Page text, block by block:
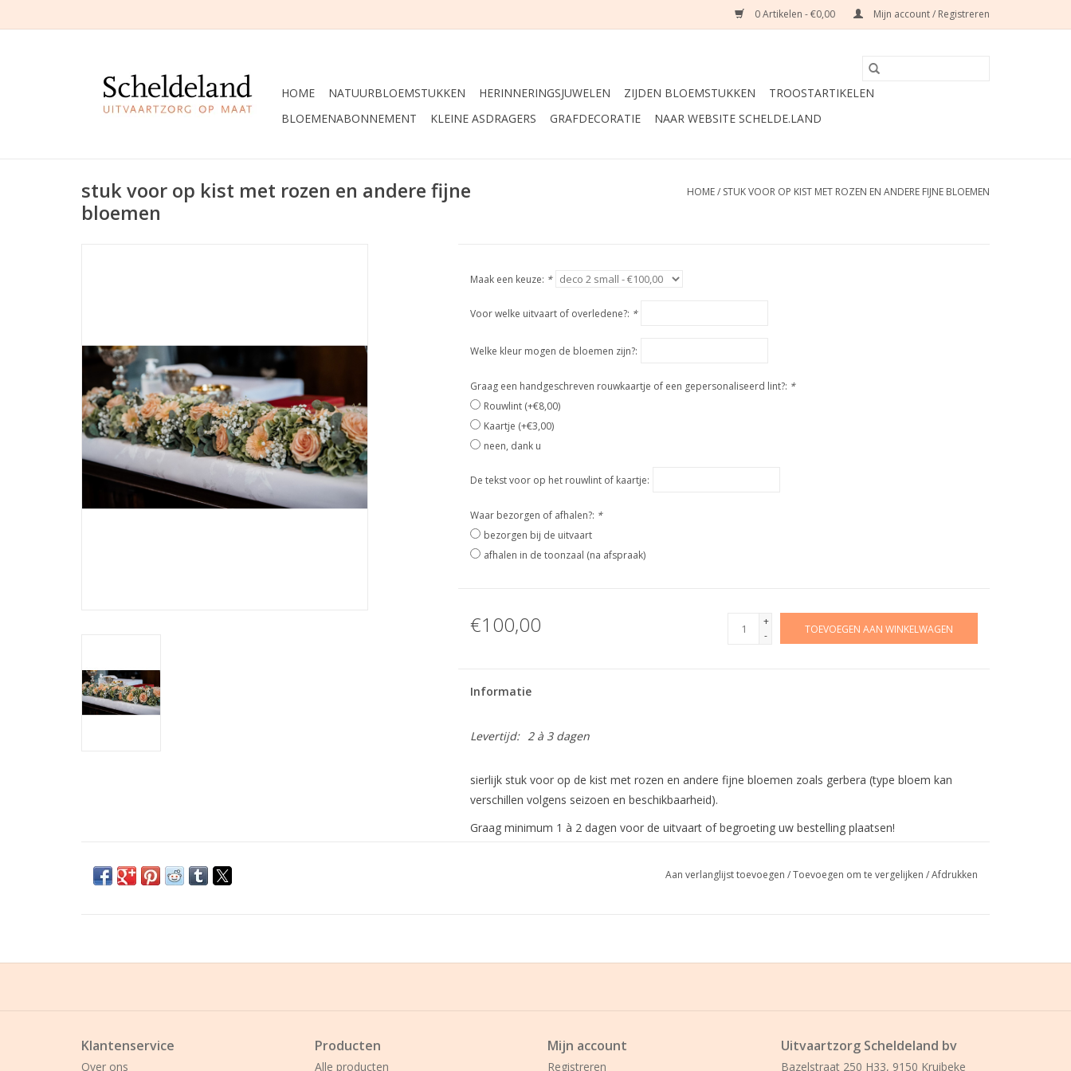
0 Artikelen - €0,00 Mijn account / Registreren
HOME NATUURBLOEMSTUKKEN HERINNERINGSJUWELEN ZIJDEN BLOEMSTUKKEN
TROOSTARTIKELEN
BLOEMENABONNEMENT
KLEINE ASDRAGERS GRAFDECORATIE NAAR WEBSITE SCHELDE.LAND
stuk voor op kist met rozen en andere fijne
bloemen
HOME/ STUK VOOR OP KIST MET ROZEN EN ANDERE FIJNE BLOEMEN
Maak een keuze: *
Voor welke uitvaart of overledene?: *
Welke kleur mogen de bloemen zijn?:
Graag een handgeschreven rouwkaartje of een gepersonaliseerd lint?: *
Rouwlint (+€8,00)
Kaartje (+€3,00)
neen, dank u
De tekst voor op het rouwlint of kaartje:
Waar bezorgen of afhalen?: *
bezorgen bij de uitvaart
afhalen in de toonzaal (na afspraak)
€100,00
+
-
TOEVOEGEN AAN WINKELWAGEN
Informatie
Levertijd: 2 à 3 dagen
sierlijk stuk voor op de kist met rozen en andere fijne bloemen zoals gerbera (type bloem kan
verschillen volgens seizoen en beschikbaarheid).
Graag minimum 1 à 2 dagen voor de uitvaart of begroeting uw bestelling plaatsen!
Aan verlanglijst toevoegen /Toevoegen om te vergelijken /Afdrukken
Klantenservice
Over ons
Producten
Alle producten
Mijn account
Registreren
Uitvaartzorg Scheldeland bv
Bazelstraat 250 H33, 9150 Kruibeke